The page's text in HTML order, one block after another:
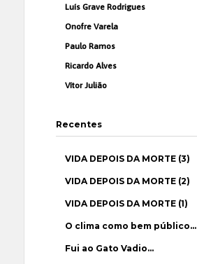
Luís Grave Rodrigues
Onofre Varela
Paulo Ramos
Ricardo Alves
Vítor Julião
Recentes
VIDA DEPOIS DA MORTE (3)
VIDA DEPOIS DA MORTE (2)
VIDA DEPOIS DA MORTE (1)
O clima como bem público…
Fui ao Gato Vadio…